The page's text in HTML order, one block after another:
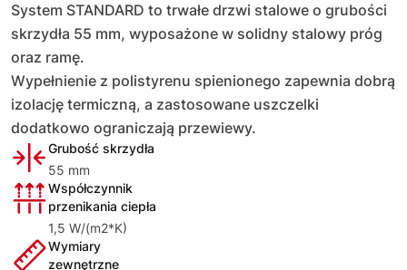
System STANDARD to trwałe drzwi stalowe o grubości
skrzydła 55 mm, wyposażone w solidny stalowy próg
oraz ramę.
Wypełnienie z polistyrenu spienionego zapewnia dobrą
izolację termiczną, a zastosowane uszczelki
dodatkowo ograniczają przewiewy.
Grubość skrzydła
55 mm
Współczynnik
przenikania ciepła
1,5 W/(m2*K)
Wymiary
zewnętrzne